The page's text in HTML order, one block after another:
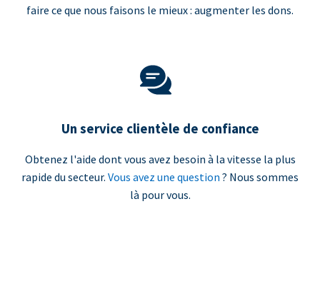
faire ce que nous faisons le mieux : augmenter les dons.
Un service clientèle de confiance
Obtenez l'aide dont vous avez besoin à la vitesse la plus
rapide du secteur. Vous avez une question ? Nous sommes
là pour vous.